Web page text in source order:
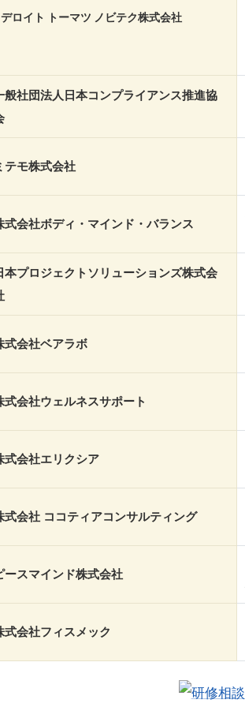
デロイト トーマツ ノビテク株式会社
般社団法人日本コンプライアンス推進協
テモ株式会社
式会社ボディ・マインド・バランス
本プロジェクトソリューションズ株式会
式会社ベアラボ
式会社ウェルネスサポート
式会社エリクシア
式会社 ココティアコンサルティング
ースマインド株式会社
式会社フィスメック